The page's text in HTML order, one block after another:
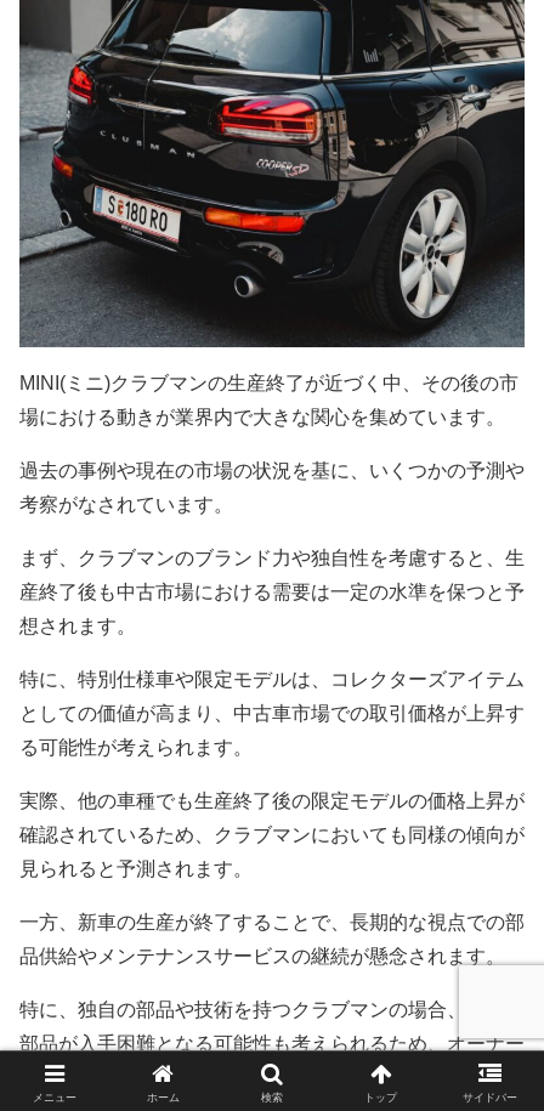
MINI(ミニ)クラブマンの生産終了が近づく中、その後の市
場における動きが業界内で大きな関心を集めています。
過去の事例や現在の市場の状況を基に、いくつかの予測や
考察がなされています。
まず、クラブマンのブランド力や独自性を考慮すると、生
産終了後も中古市場における需要は一定の水準を保つと予
想されます。
特に、特別仕様車や限定モデルは、コレクターズアイテム
としての価値が高まり、中古車市場での取引価格が上昇す
る可能性が考えられます。
実際、他の車種でも生産終了後の限定モデルの価格上昇が
確認されているため、クラブマンにおいても同様の傾向が
見られると予測されます。
一方、新車の生産が終了することで、長期的な視点での部
品供給やメンテナンスサービスの継続が懸念されます。
特に、独自の部品や技術を持つクラブマンの場合、一部の
部品が入手困難となる可能性も考えられるため、オーナー
は早めの部品確保や定期的なメンテナンスが必要となるで
メニュー ホーム 検索 トップ サイドバー